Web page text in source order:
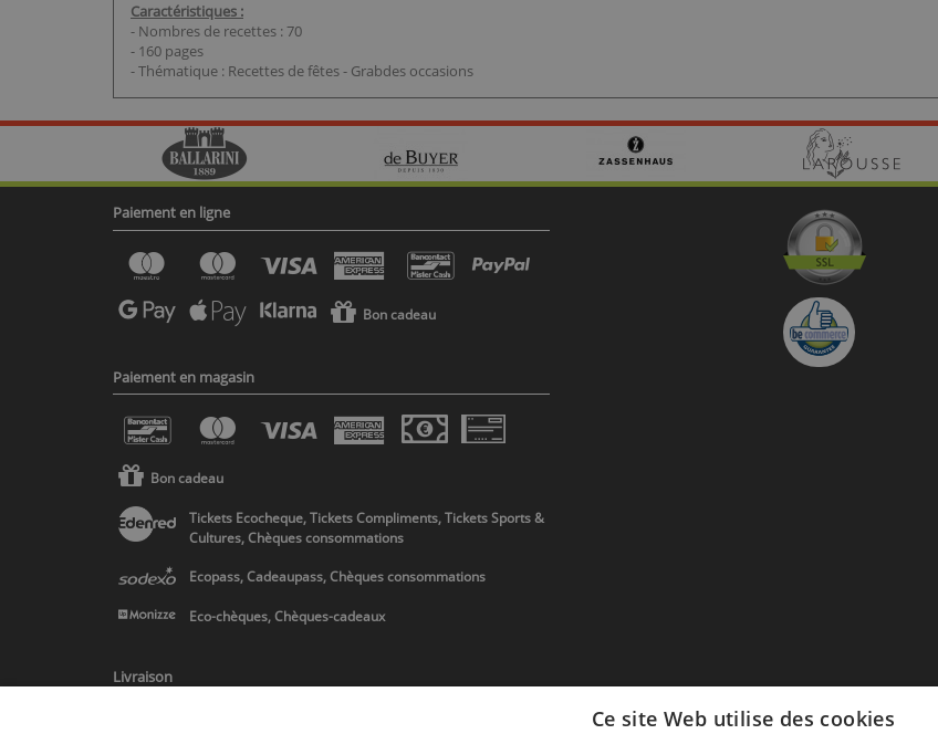
Caractéristiques :
- Nombres de recettes : 70
- 160 pages
- Thématique : Recettes de fêtes - Grabdes occasions
Paiement en ligne
Bon cadeau
Paiement en magasin
Bon cadeau
Tickets Ecocheque, Tickets Compliments, Tickets Sports &
Cultures, Chèques consommations
Ecopass, Cadeaupass, Chèques consommations
Eco-chèques, Chèques-cadeaux
Livraison
Ce site Web utilise des cookies